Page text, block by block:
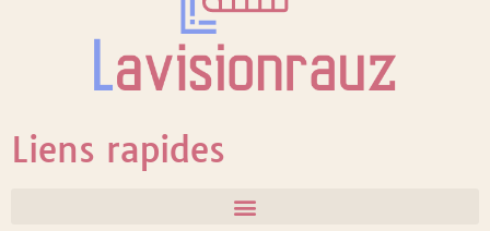
Liens rapides